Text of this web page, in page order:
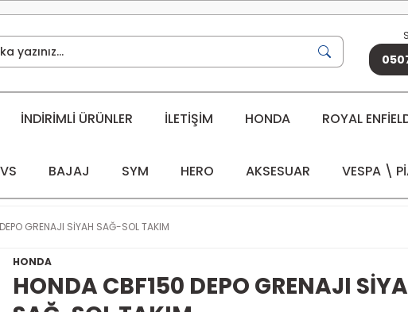
İNDİRİMLİ ÜRÜNLER İLETİŞİM HONDA ROYAL
BAJAJ SYM HERO AKSESUAR VESPA \
GRENAJI SİYAH SAĞ-SOL TAKIM
HONDA
HONDA CBF150 DEPO GRENAJI